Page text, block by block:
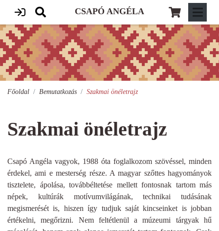
CSAPÓ ANGÉLA
Főoldal Bemutatkozás Szakmai önéletrajz
Szakmai önéletrajz
Csapó Angéla vagyok, 1988 óta foglalkozom szövéssel, minden
érdekel, ami e mesterség része. A magyar szőttes hagyományok
tisztelete, ápolása, továbbéltetése mellett fontosnak tartom más
népek, kultúrák motívumvilágának, technikai tudásának
megismerését is, hiszen így tudjuk saját kincseinket is jobban
értékelni, megőrizni. Nem feltétlenül a múzeumi tárgyak hű